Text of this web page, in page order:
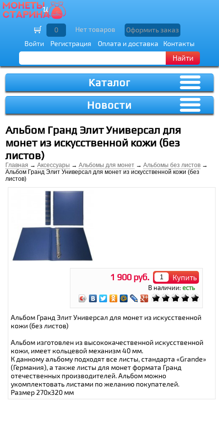
Войти Регистрация Оплата и доставка Контакты
Найти
0 Нет товаров Оформить заказ
Каталог
Новости
Альбом Гранд Элит Универсал для
монет из искусственной кожи (без
листов)
Главная →Аксессуары →Альбомы для монет →Альбомы без листов →
Альбом Гранд Элит Универсал для монет из искусственной кожи (без
листов)
1 900 руб. Купить
В наличии:есть
Альбом Гранд Элит Универсал для монет из искусственной
кожи (без листов)
Альбом изготовлен из высококачественной искусственной
кожи, имеет кольцевой механизм 40 мм.
К данному альбому подходят все листы, стандарта «Grande»
(Германия), а также листы для монет формата Гранд
отечественных производителей. Альбом можно
укомплектовать листами по желанию покупателей.
Размер 270х320 мм